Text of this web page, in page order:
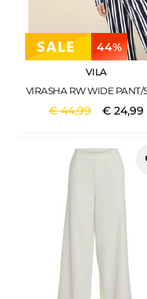
44%
VILA
€44,99 € 24,99